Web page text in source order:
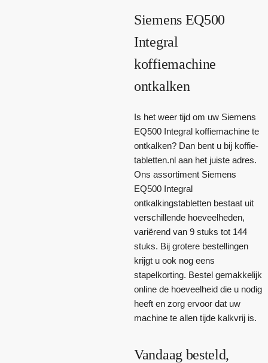
Siemens EQ500
Integral
koffiemachine
ontkalken
Is het weer tijd om uw Siemens
EQ500 Integral koffiemachine te
ontkalken? Dan bent u bij koffie-
tabletten.nl aan het juiste adres.
Ons assortiment Siemens
EQ500 Integral
ontkalkingstabletten bestaat uit
verschillende hoeveelheden,
variërend van 9 stuks tot 144
stuks. Bij grotere bestellingen
krijgt u ook nog eens
stapelkorting. Bestel gemakkelijk
online de hoeveelheid die u nodig
heeft en zorg ervoor dat uw
machine te allen tijde kalkvrij is.
Vandaag besteld,